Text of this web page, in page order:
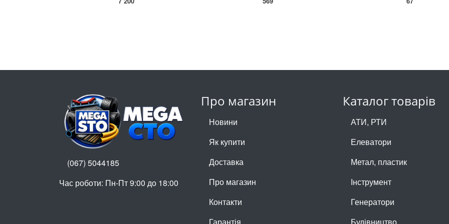
Про магазин
Новини
Як купити
Доставка
Про магазин
Контакти
Каталог товарів
АТИ, РТИ
Елеватори
Метал, пластик
Інструмент
Генератори
(067) 5044185
Час роботи: Пн-Пт 9:00 до 18:00